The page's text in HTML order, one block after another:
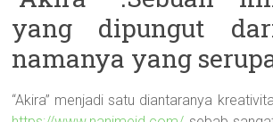
yang dipungut
namanya yang
“Akira” menjadi satu diantaranya